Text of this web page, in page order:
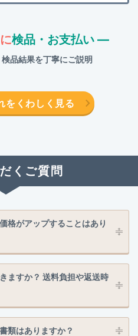
検品・お支払い ―
品結果を丁寧にご説明
をくわしく見る
くご質問
格がアップすることはあり
ますか？ 送料負担や返送時
類はありますか？